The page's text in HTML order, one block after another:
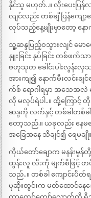
နိုင်သူ မဟုတ်..။ လိုးပေးပြန်လ
လျင်လည်း တစ်ချီ ပြန်ကျေ
လုပ်သည့်နေ့မျိုးမှာတော့ နေ
သူ့ဆန္ဒပြည့်ဝသွားလျင် မော
နှူးခြင်း နှပ်ခြင်း တစ်ဖက်သ
ဗဟုသုတ ခေါင်းပါးလွန်းလှ
အားကျ၍ နောက်မီးလင်းခ
က်စ် ရောဂါရမှာ အသေအ
လို မလုပ်ရဲပါ..။ ထို့ကြောင့်
ဆန္ဒကို လက်နှင့် တစ်ခါတစ်ခါ
တော့သည်.။ ယခုလည်း နေမ
အခြေအနေ သိချင်၍ ရေမခ
ကိုယ်တော်ချောက မနန်းမွန်
ထွန်းလူ လီးကို မျက်စိဖြင့် တ
သည်..။ တစ်ခါ ကျောင်းပိတ်ရ
ပုဆိုးတွင်းက မတ်ထောင်နေသ